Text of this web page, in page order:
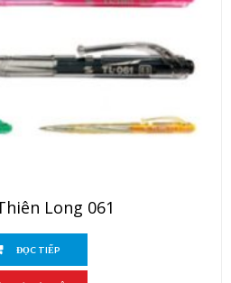
Long 061
ĐỌC TIẾP